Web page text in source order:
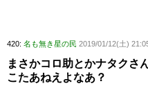
420: 名も無き星の民 2019/01/12(土)
まさかコロ助とかナタクさ
こたあねえよなあ？